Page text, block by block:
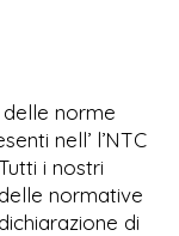
norme
nell’ l’NTC
i nostri
normative
di